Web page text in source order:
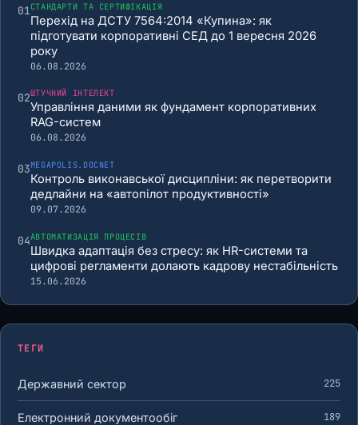
01СТАНДАРТИ ТА СЕРТИФІКАЦІЯ
Перехід на ДСТУ 7564:2014 «Купина»: як
підготувати корпоративні СЕД до 1 вересня 2026
року
06.08.2026
02ШТУЧНИЙ ІНТЕЛЕКТ
Управління даними як фундамент корпоративних
RAG-систем
06.08.2026
03MEGAPOLIS.DOCNET
Контроль виконавської дисципліни: як перетворити
дедлайни на «автопілот продуктивності»
09.07.2026
04АВТОМАТИЗАЦІЯ ПРОЦЕСІВ
Швидка адаптація без стресу: як HR-системи та
цифрові регламенти долають кадрову нестабільність
15.06.2026
ТЕГИ
Державний сектор 225
Електронний документообіг 189